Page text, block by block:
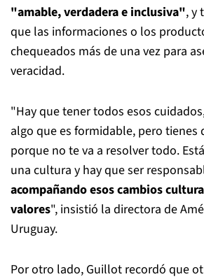
"amable, verdadera e inclusiva", y
que las informaciones o los
chequeados más de una vez para
veracidad.
"Hay que tener todos esos
algo que es formidable, pero tienes
porque no te va a resolver todo.
una cultura y hay que ser
acompañando esos cambios
valores", insistió la directora de
Uruguay.
Por otro lado, Guillot recordó que